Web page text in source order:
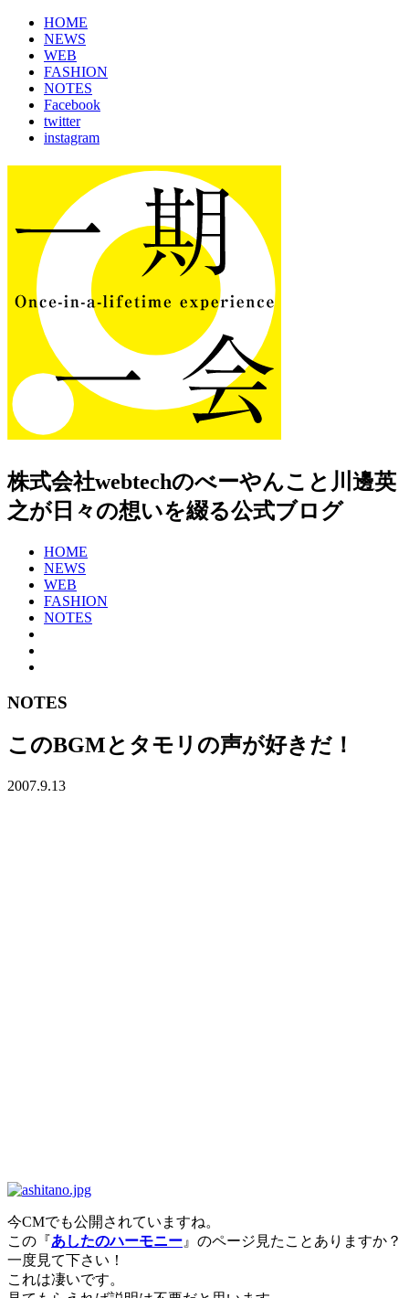
HOME
NEWS
WEB
FASHION
NOTES
Facebook
twitter
instagram
株式会社webtechのべーやんこと川邊英
之が日々の想いを綴る公式ブログ
HOME
NEWS
WEB
FASHION
NOTES
NOTES
このBGMとタモリの声が好きだ！
2007.9.13
今CMでも公開されていますね。
この『あしたのハーモニー 』のページ見たことありますか？
一度見て下さい！
これは凄いです。